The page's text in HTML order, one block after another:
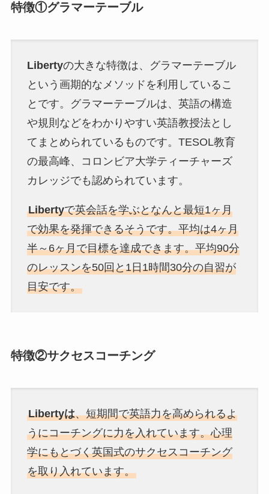
特徴①グラマーテーブル
Libertyの大きな特徴は、グラマーテーブル
という画期的なメソッドを利用しているこ
とです。グラマーテーブルは、英語の構造
や規則などをわかりやすい英語教授法とし
てまとめられているものです。TESOL教育
の最高峰、コロンビア大学ティーチャーズ
カレッジでも認められています。
Libertyで英会話を学ぶとなんと最短1ヶ月
で効果を発揮できるそうです。平均は4ヶ月
半～6ヶ月で目標を達成できます。平均90分
のレッスンを50回と1日1時間30分の自習が
目安です。
特徴②サクセスコーチング
Libertyは、短期間で英語力を高められるよ
うにコーチングに力を入れています。心理
学にもとづく英国式のサクセスコーチング
を取り入れています。